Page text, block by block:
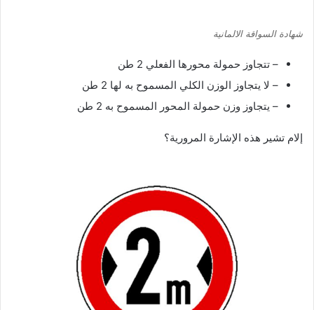
شهادة السواقة الالمانية
– تتجاوز حمولة محورها الفعلي 2 طن
– لا يتجاوز الوزن الكلي المسموح به لها 2 طن
– يتجاوز وزن حمولة المحور المسموح به 2 طن
إلام تشير هذه الإشارة المرورية؟